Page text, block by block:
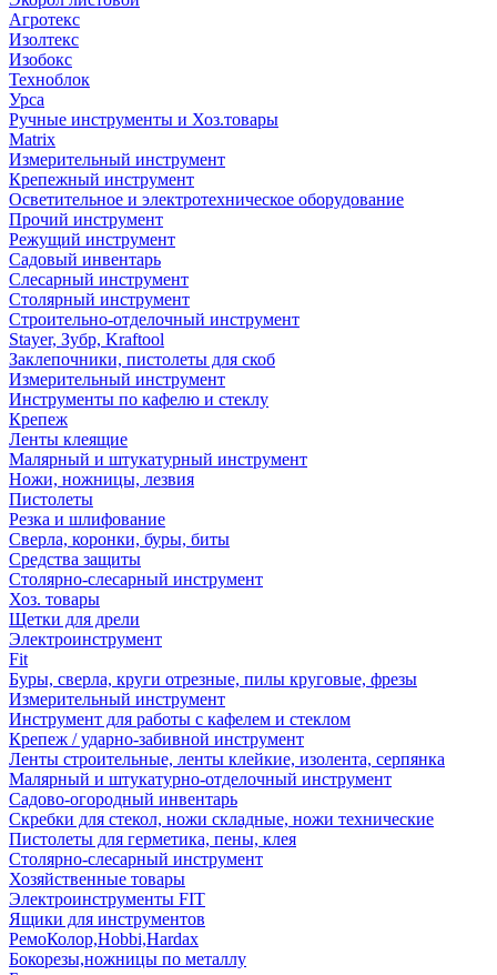
Агротекс
Изолтекс
Изобокс
Техноблок
Урса
Ручные инструменты и Хоз.товары
Matrix
Измерительный инструмент
Крепежный инструмент
Осветительное и электротехническое оборудование
Прочий инструмент
Режущий инструмент
Садовый инвентарь
Слесарный инструмент
Столярный инструмент
Строительно-отделочный инструмент
Stayer, Зубр, Kraftool
Заклепочники, пистолеты для скоб
Измерительный инструмент
Инструменты по кафелю и стеклу
Крепеж
Ленты клеящие
Малярный и штукатурный инструмент
Ножи, ножницы, лезвия
Пистолеты
Резка и шлифование
Сверла, коронки, буры, биты
Средства защиты
Столярно-слесарный инструмент
Хоз. товары
Щетки для дрели
Электроинструмент
Fit
Буры, сверла, круги отрезные, пилы круговые, фрезы
Измерительный инструмент
Инструмент для работы с кафелем и стеклом
Крепеж / ударно-забивной инструмент
Ленты строительные, ленты клейкие, изолента, серпянка
Малярный и штукатурно-отделочный инструмент
Садово-огородный инвентарь
Скребки для стекол, ножи складные, ножи технические
Пистолеты для герметика, пены, клея
Столярно-слесарный инструмент
Хозяйственные товары
Электроинструменты FIT
Ящики для инструментов
РемоКолор,Hobbi,Hardax
Бокорезы,ножницы по металлу